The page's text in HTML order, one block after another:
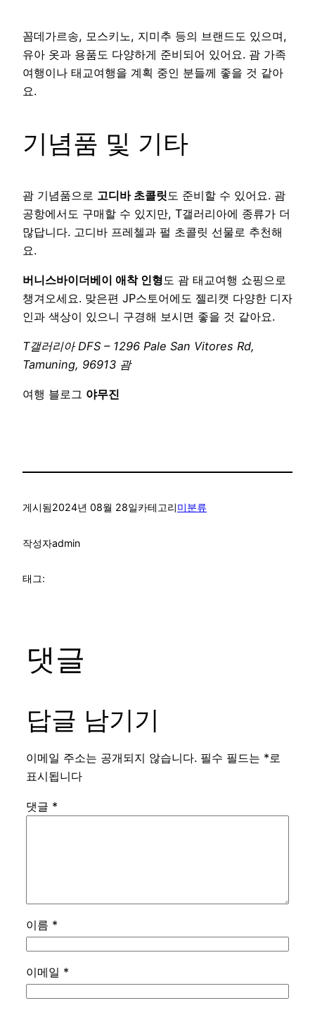
꼼데가르송, 모스키노, 지미추 등의 브랜드도 있으며,
유아 옷과 용품도 다양하게 준비되어 있어요. 괌 가족
여행이나 태교여행을 계획 중인 분들께 좋을 것 같아
요.
기념품 및 기타
괌 기념품으로 고디바 초콜릿도 준비할 수 있어요. 괌
공항에서도 구매할 수 있지만, T갤러리아에 종류가 더
많답니다. 고디바 프레첼과 펄 초콜릿 선물로 추천해
요.
버니스바이더베이 애착 인형도 괌 태교여행 쇼핑으로
챙겨오세요. 맞은편 JP스토어에도 젤리캣 다양한 디자
인과 색상이 있으니 구경해 보시면 좋을 것 같아요.
T갤러리아 DFS – 1296 Pale San Vitores Rd,
Tamuning, 96913 괌
여행 블로그 야무진
게시됨2024년 08월 28일카테고리미분류
작성자admin
태그:
댓글
답글 남기기
이메일 주소는 공개되지 않습니다. 필수 필드는 *로
표시됩니다
댓글 *
이름 *
이메일 *